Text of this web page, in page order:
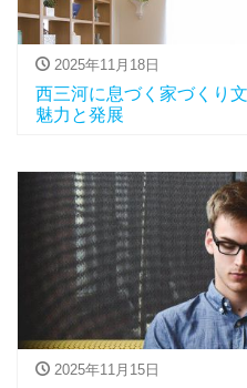
2025年11月18日
西三河に息づく家づくり
魅力と発展
2025年11月15日